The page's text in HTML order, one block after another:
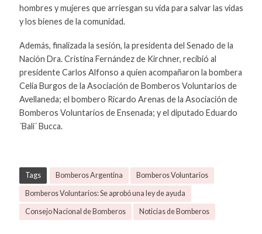
hombres y mujeres que arriesgan su vida para salvar las vidas
y los bienes de la comunidad.
Además, finalizada la sesión, la presidenta del Senado de la
Nación Dra. Cristina Fernández de Kirchner, recibió al
presidente Carlos Alfonso a quien acompañaron la bombera
Celia Burgos de la Asociación de Bomberos Voluntarios de
Avellaneda; el bombero Ricardo Arenas de la Asociación de
Bomberos Voluntarios de Ensenada; y el diputado Eduardo
´Bali´ Bucca.
Tags Bomberos Argentina Bomberos Voluntarios
Bomberos Voluntarios: Se aprobó una ley de ayuda
Consejo Nacional de Bomberos Noticias de Bomberos